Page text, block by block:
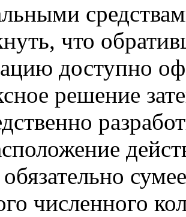
что
доступно
решение
обязательно
численного